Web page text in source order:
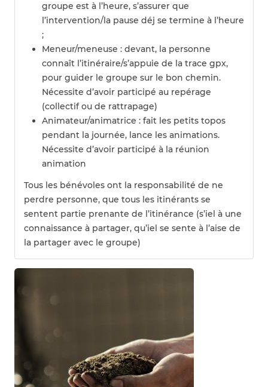
groupe est à l’heure, s’assurer que
l’intervention/la pause déj se termine à l’heure
;
Meneur/meneuse : devant, la personne
connaît l’itinéraire/s’appuie de la trace gpx,
pour guider le groupe sur le bon chemin.
Nécessite d’avoir participé au repérage
(collectif ou de rattrapage)
Animateur/animatrice : fait les petits topos
pendant la journée, lance les animations.
Nécessite d’avoir participé à la réunion
animation
Tous les bénévoles ont la responsabilité de ne
perdre personne, que tous les itinérants se
sentent partie prenante de l’itinérance (s’iel à une
connaissance à partager, qu’iel se sente à l’aise de
la partager avec le groupe)